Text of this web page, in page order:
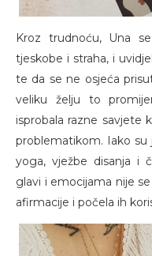
Kroz trudnoću, Una
tjeskobe i straha, i
te da se ne osjeća
veliku želju to
isprobala razne savjete
problematikom. Iako su
yoga, vježbe disanja i
glavi i emocijama nije
afirmacije i počela ih